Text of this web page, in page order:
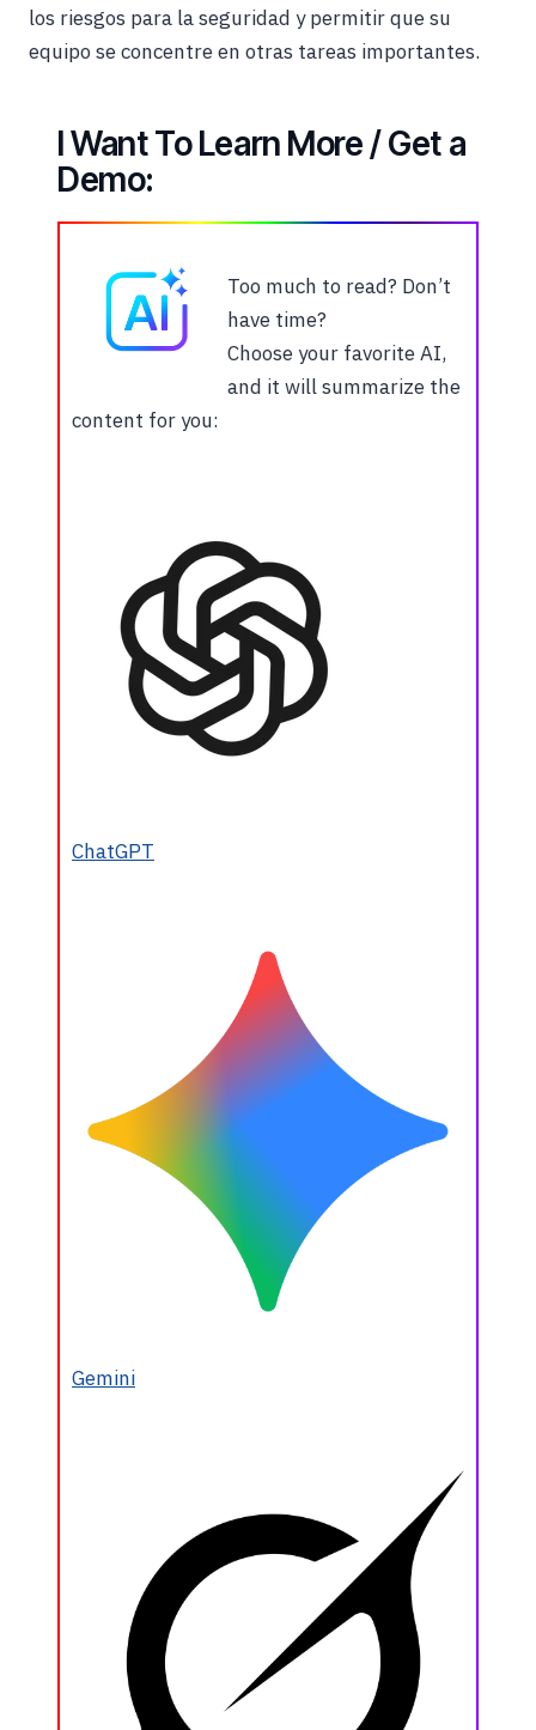
los riesgos para la seguridad y permitir que su
equipo se concentre en otras tareas importantes.
I Want To Learn More / Get a
Demo:
Too much to read? Don’t
have time?
Choose your favorite AI,
and it will summarize the
content for you:
ChatGPT
Gemini